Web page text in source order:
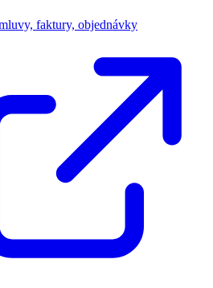
faktury, objednávky